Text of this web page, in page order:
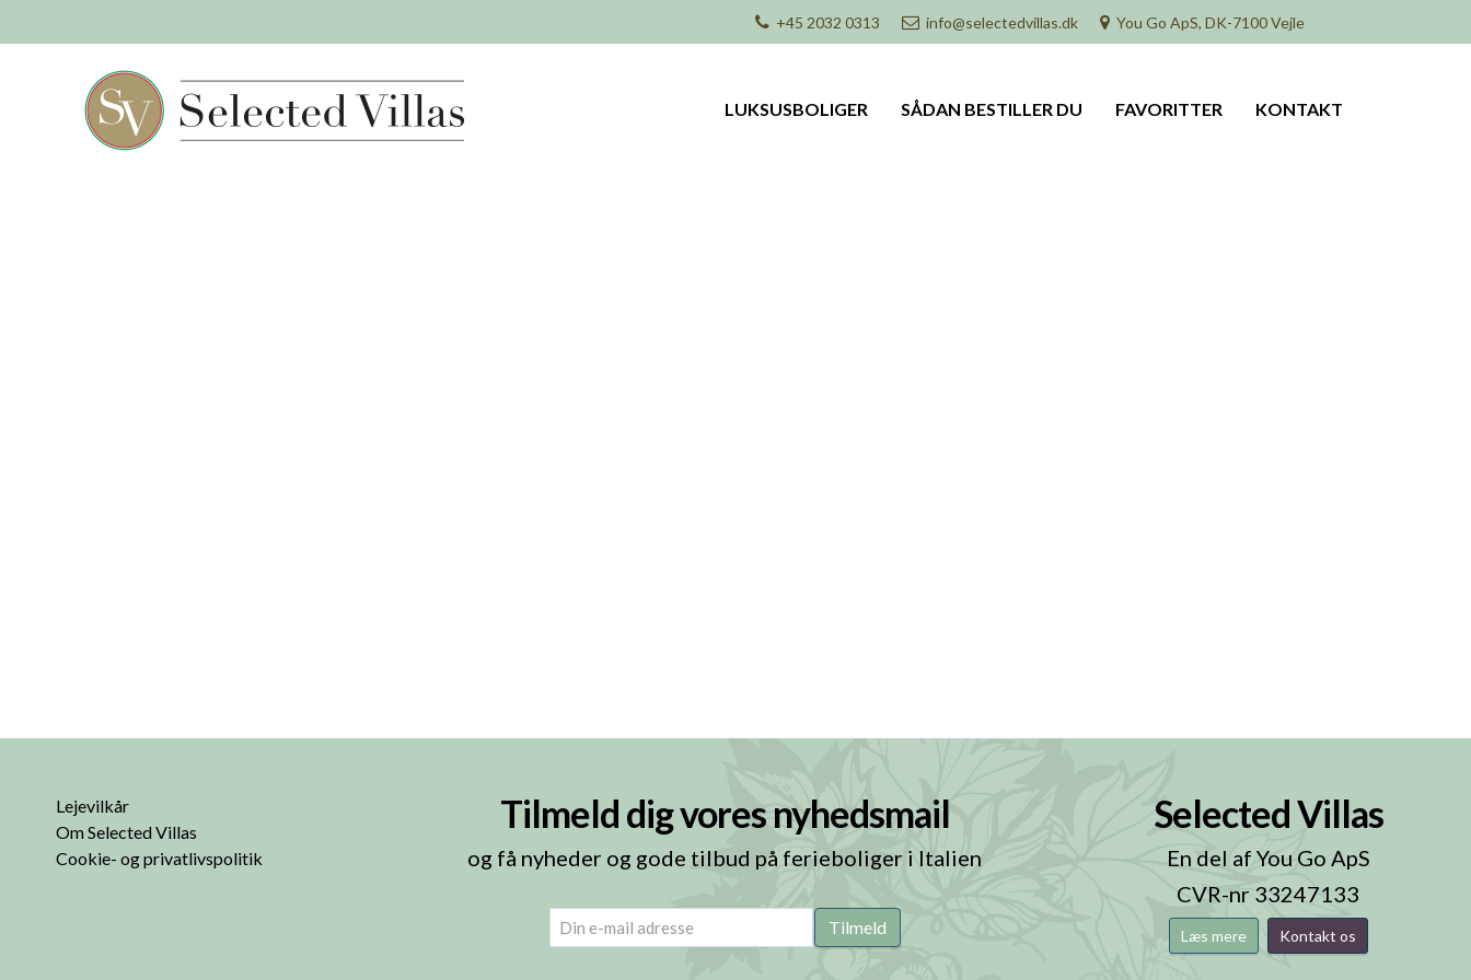
+45 2032 0313 info@selectedvillas.dk You Go ApS, DK-7100 Vejle
LUKSUSBOLIGER SÅDAN BESTILLER DU FAVORITTER KONTAKT
Lejevilkår
Om Selected Villas
Cookie- og privatlivspolitik
Tilmeld dig vores nyhedsmail
og få nyheder og gode tilbud på ferieboliger i Italien
email (Påkrævet) Tilmeld
Selected Villas
En del af You Go ApS
CVR-nr 33247133
Læs mere Kontakt os